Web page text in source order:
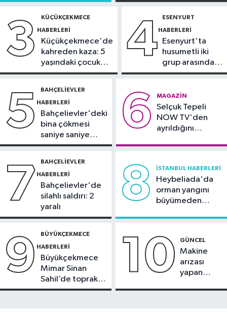
Spor
hafta programları açıklandı
Üreticinin gözü fiyatta
3 KÜÇÜKÇEKMECE
HABERLERI
Küçükçekmece'de
kahreden kaza: 5
yaşındaki çocuk
yoğun bakımda
4 ESENYURT
HABERLERI
Esenyurt'ta
husumetli iki
grup arasında
silahlı kavga
5 BAHÇELIEVLER
HABERLERI
Bahçelievler'deki
bina çökmesi
saniye saniye
görüntülendi
6 MAGAZIN
Selçuk Tepeli
NOW TV'den
ayrıldığını
7 BAHÇELIEVLER
HABERLERI
Bahçelievler'de
silahlı saldırı: 2
yaralı
8 İSTANBUL HABERLERI
Heybeliada'da
orman yangını
büyümeden
9 BÜYÜKÇEKMECE
HABERLERI
Büyükçekmece
Mimar Sinan
Sahil’de toprak
kayması
10 GÜNCEL
Makine
arızası
yapan